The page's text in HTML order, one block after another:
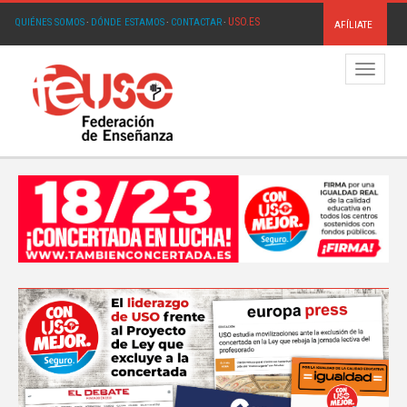
QUIÉNES SOMOS· DÓNDE ESTAMOS· CONTACTAR· USO.ES AFÍLIATE
Menú